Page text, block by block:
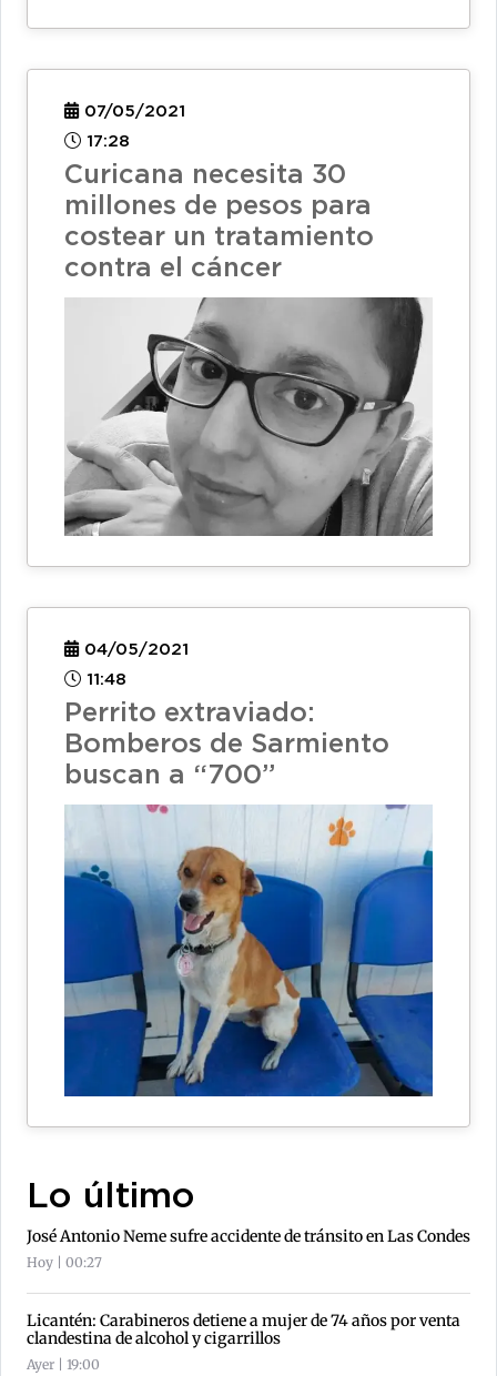
07/05/2021
17:28
Curicana necesita 30
millones de pesos para
costear un tratamiento
contra el cáncer
04/05/2021
11:48
Perrito extraviado:
Bomberos de Sarmiento
buscan a “700”
Lo último
José Antonio Neme sufre accidente de tránsito en Las Condes
Hoy | 00:27
Licantén: Carabineros detiene a mujer de 74 años por venta
clandestina de alcohol y cigarrillos
Ayer | 19:00